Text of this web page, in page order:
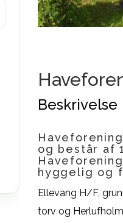
Beskrivelse
og består af
hyggelig og
Ellevang H/F,
torv og